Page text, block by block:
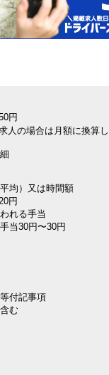
円
人の場合は月額に換算
均）又は時間額
円
れる手当
当30円〜30円
付記事項
む